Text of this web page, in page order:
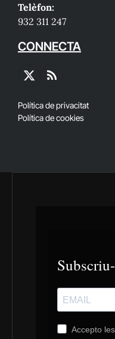
Telèfon:
932 311 247
CONNECTA
X
RSS
Política de privacitat
Política de cookies